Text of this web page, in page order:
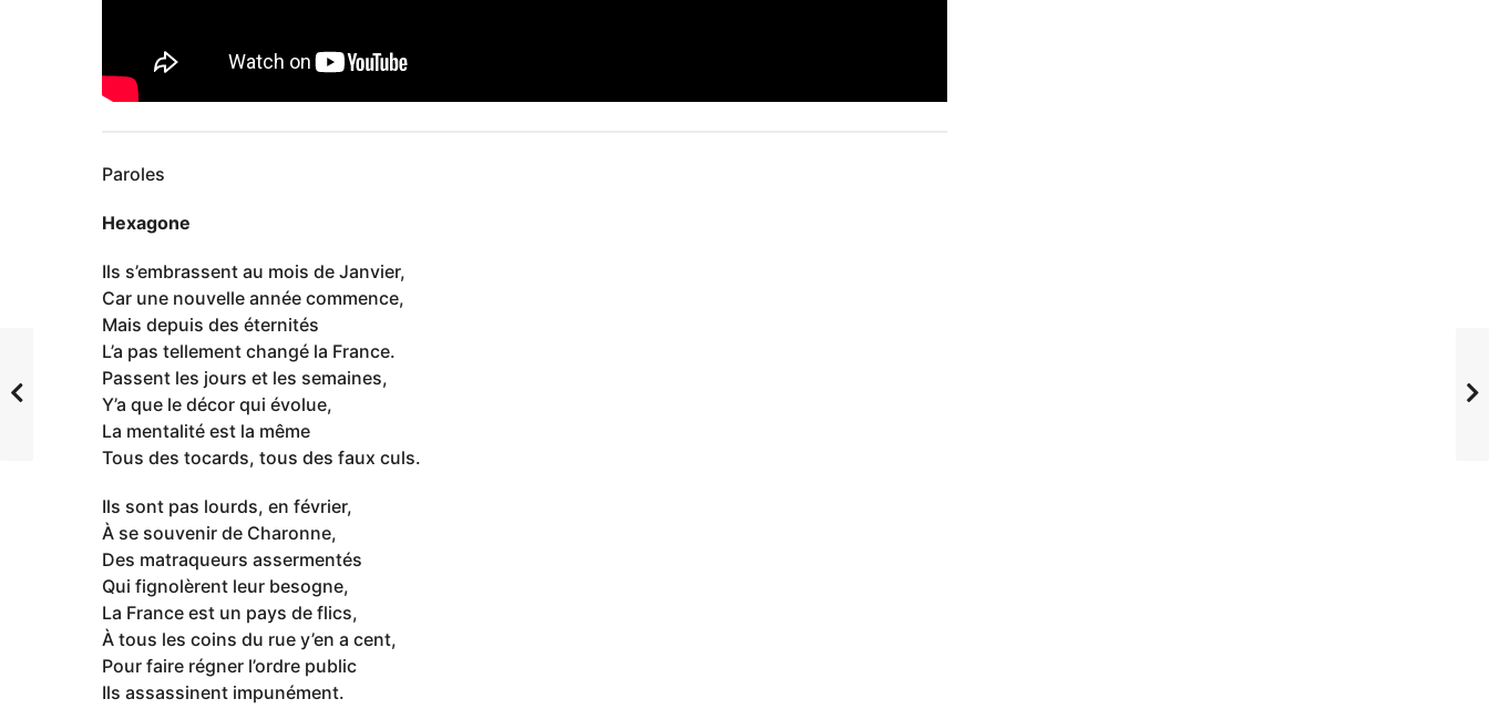
Paroles
Hexagone
Ils s’embrassent au mois de Janvier,
Car une nouvelle année commence,
Mais depuis des éternités
L’a pas tellement changé la France.
Passent les jours et les semaines,
Y’a que le décor qui évolue,
La mentalité est la même
Tous des tocards, tous des faux culs.
Ils sont pas lourds, en février,
À se souvenir de Charonne,
Des matraqueurs assermentés
Qui fignolèrent leur besogne,
La France est un pays de flics,
À tous les coins du rue y’en a cent,
Pour faire régner l’ordre public
Ils assassinent impunément.